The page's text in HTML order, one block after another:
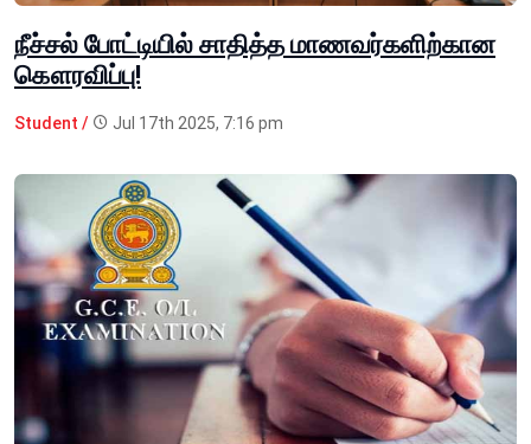
நீச்சல் போட்டியில் சாதித்த மாணவர்களிற்கான
கௌரவிப்பு!
Student / Jul 17th 2025, 7:16 pm